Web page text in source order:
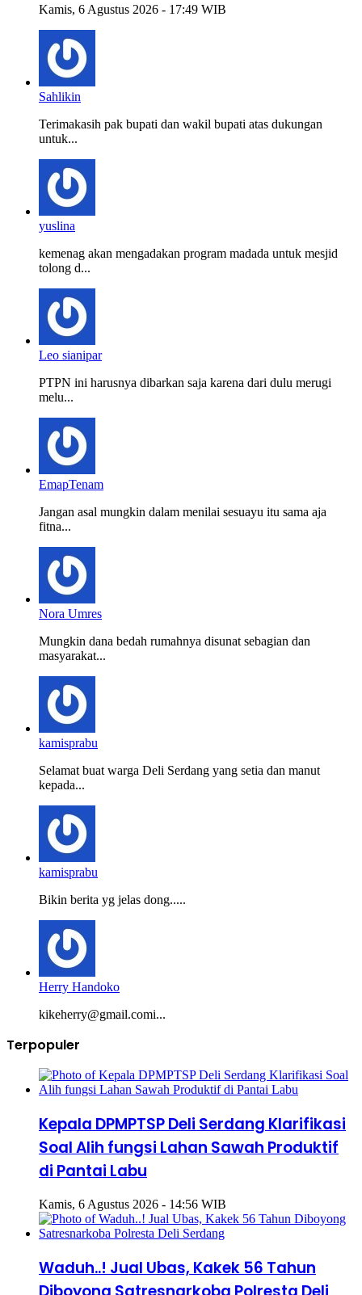
Kamis, 6 Agustus 2026 - 17:49 WIB
Sahlikin
Terimakasih pak bupati dan wakil bupati atas dukungan
untuk...
yuslina
kemenag akan mengadakan program madada untuk mesjid
tolong d...
Leo sianipar
PTPN ini harusnya dibarkan saja karena dari dulu merugi
melu...
EmapTenam
Jangan asal mungkin dalam menilai sesuayu itu sama aja
fitna...
Nora Umres
Mungkin dana bedah rumahnya disunat sebagian dan
masyarakat...
kamisprabu
Selamat buat warga Deli Serdang yang setia dan manut
kepada...
kamisprabu
Bikin berita yg jelas dong.....
Herry Handoko
kikeherry@gmail.comi...
Terpopuler
Kepala DPMPTSP Deli Serdang Klarifikasi
Soal Alih fungsi Lahan Sawah Produktif
di Pantai Labu
Kamis, 6 Agustus 2026 - 14:56 WIB
Waduh..! Jual Ubas, Kakek 56 Tahun